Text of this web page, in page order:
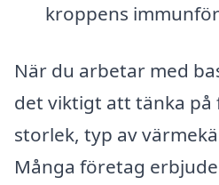
kroppens
När du arbetar med
det viktigt att tänka på
storlek, typ av
Många företag